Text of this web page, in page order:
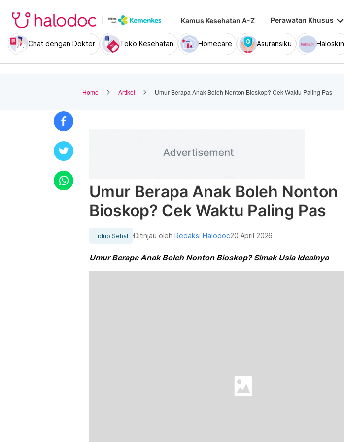
Kamus Kesehatan A-Z Perawatan Khusus keyboard_arrow_down
Chat dengan Dokter Toko Kesehatan Homecare Asuransiku Haloskin
Home Artikel Umur Berapa Anak Boleh Nonton Bioskop? Cek Waktu Paling Pas
Umur Berapa Anak Boleh Nonton
Bioskop? Cek Waktu Paling Pas
Hidup Sehat Ditinjau olehRedaksi Halodoc20 April 2026
Umur Berapa Anak Boleh Nonton Bioskop? Simak Usia Idealnya